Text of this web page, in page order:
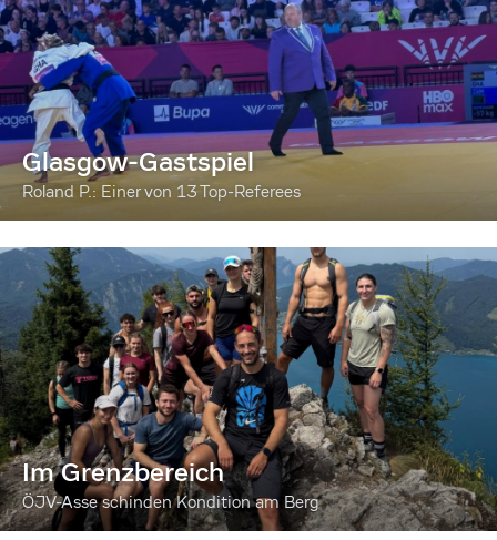
Glasgow-Gastspiel
Roland P.: Einer von 13 Top-Referees
Im Grenzbereich
ÖJV-Asse schinden Kondition am Berg